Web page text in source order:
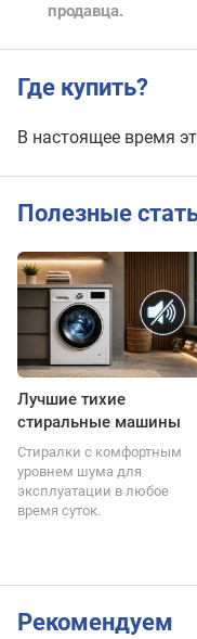
продавца.
Где купить?
В настоящее время
Полезные
Лучшие тихие
стиральные машины
Стиралки с комфортным
уровнем шума для
эксплуатации в любое
время суток.
Рекомендуем